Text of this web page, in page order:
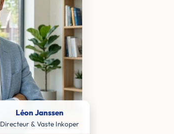
Léon Janssen
Directeur & Vaste Inkoper